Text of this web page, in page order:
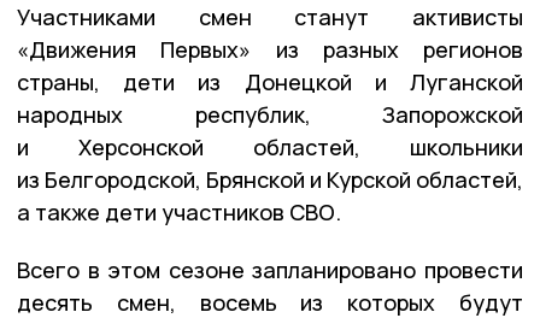
Участниками смен станут активисты
«Движения Первых» из разных регионов
страны, дети из Донецкой и Луганской
народных республик, Запорожской
и Херсонской областей, школьники
из Белгородской, Брянской и Курской областей,
а также дети участников СВО.
Всего в этом сезоне запланировано провести
десять смен, восемь из которых будут